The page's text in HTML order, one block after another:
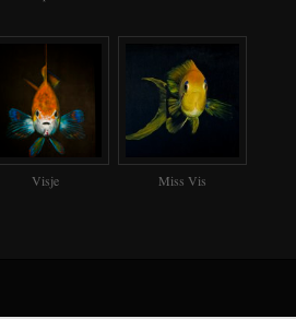
Visje Miss Vis